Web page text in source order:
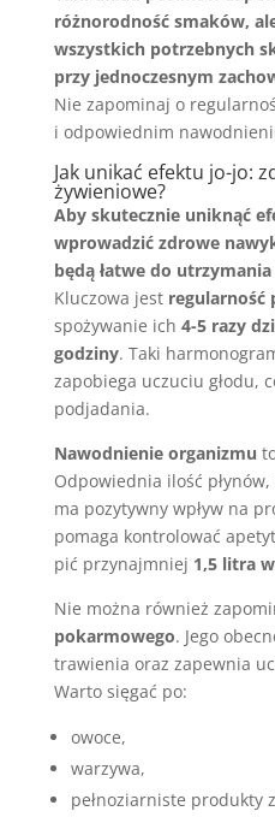
różnorodność smaków,
wszystkich potrzebnych
przy jednoczesnym
Nie zapominaj o
i odpowiednim
Jak unikać efektu jo-jo:
żywieniowe?
Aby skutecznie uniknąć
wprowadzić zdrowe
będą łatwe do
Kluczowa jest regularność
spożywanie ich 4-5 razy
godziny. Taki
zapobiega uczuciu głodu,
podjadania.
Nawodnienie organizmu
Odpowiednia ilość płynów,
ma pozytywny wpływ na
pomaga kontrolować
pić przynajmniej 1,5 litra
Nie można również
pokarmowego. Jego
trawienia oraz zapewnia
Warto sięgać po:
owoce,
warzywa,
pełnoziarniste produkty